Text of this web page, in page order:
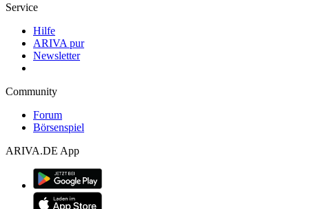
Service
Hilfe
ARIVA pur
Newsletter
Community
Forum
Börsenspiel
ARIVA.DE App